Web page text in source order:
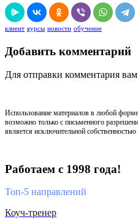
клиент курсы новости обучение
Добавить комментарий
Для отправки комментария
Использование материалов в любой
возможно только с письменного
является исключительной
Работаем с 1998 года!
Топ-5 направлений
Коуч-тренер